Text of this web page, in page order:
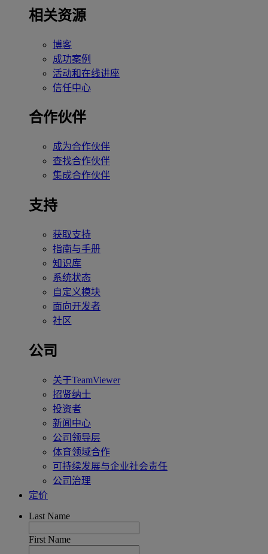
相关资源
博客
成功案例
活动和在线讲座
信任中心
合作伙伴
成为合作伙伴
查找合作伙伴
集成合作伙伴
支持
获取支持
指南与手册
知识库
系统状态
自定义模块
面向开发者
社区
公司
关于TeamViewer
招贤纳士
投资者
新闻中心
公司领导层
体育领域合作
可持续发展与企业社会责任
公司治理
定价
Last Name
First Name